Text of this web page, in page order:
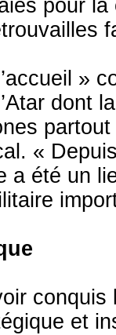
pour
»
dont
«
a été un
conquis
et